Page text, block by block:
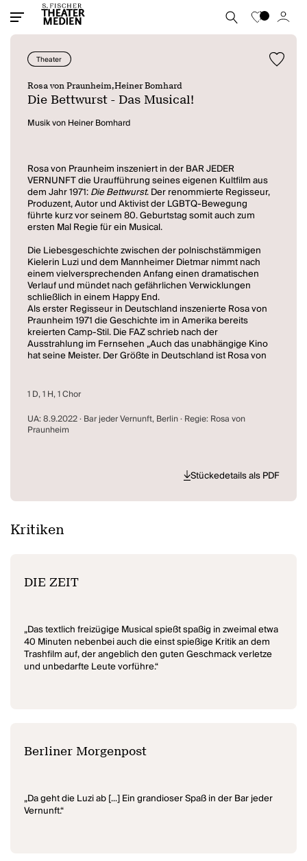
Theater
Rosa von Praunheim,Heiner Bomhard
Die Bettwurst - Das Musical!
Musik von Heiner Bomhard
Rosa von Praunheim inszeniert in der BAR JEDER
VERNUNFT die Uraufführung seines eigenen Kultfilm aus
dem Jahr 1971:Die Bettwurst. Der renommierte Regisseur,
Produzent, Autor und Aktivist der LGBTQ-Bewegung
führte kurz vor seinem 80. Geburtstag somit auch zum
ersten Mal Regie für ein Musical.
Die Liebesgeschichte zwischen der polnischstämmigen
Kielerin Luzi und dem Mannheimer Dietmar nimmt nach
einem vielversprechenden Anfang einen dramatischen
Verlauf und mündet nach gefährlichen Verwicklungen
schließlich in einem Happy End.
Als erster Regisseur in Deutschland inszenierte Rosa von
Praunheim 1971 die Geschichte im in Amerika bereits
kreierten Camp-Stil. Die FAZ schrieb nach der
Ausstrahlung im Fernsehen „Auch das unabhängige Kino
hat seine Meister. Der Größte in Deutschland ist Rosa von
Aufsehen und brachte Rosa von Praunheim mit dem
zeitgleich erschienenen Film „Nicht der Homosexuelle ist
pervers, sondern die Situation, in der er lebt.“ den bis
heute ungebrochenen Status eines Kult- und
Underground-Stars des deutschen Films. (Bar jeder
1 D, 1 H, 1 Chor
UA: 8.9.2022 · Bar jeder Vernunft, Berlin · Regie: Rosa von
Praunheim
Stückedetails als PDF
Kritiken
DIE ZEIT
„Das textlich freizügige Musical spießt spaßig in zweimal etwa
40 Minuten nebenbei auch die einst spießige Kritik an dem
Trashfilm auf, der angeblich den guten Geschmack verletze
und unbedarfte Leute vorführe.“
Berliner Morgenpost
„Da geht die Luzi ab [...] Ein grandioser Spaß in der Bar jeder
Vernunft.“